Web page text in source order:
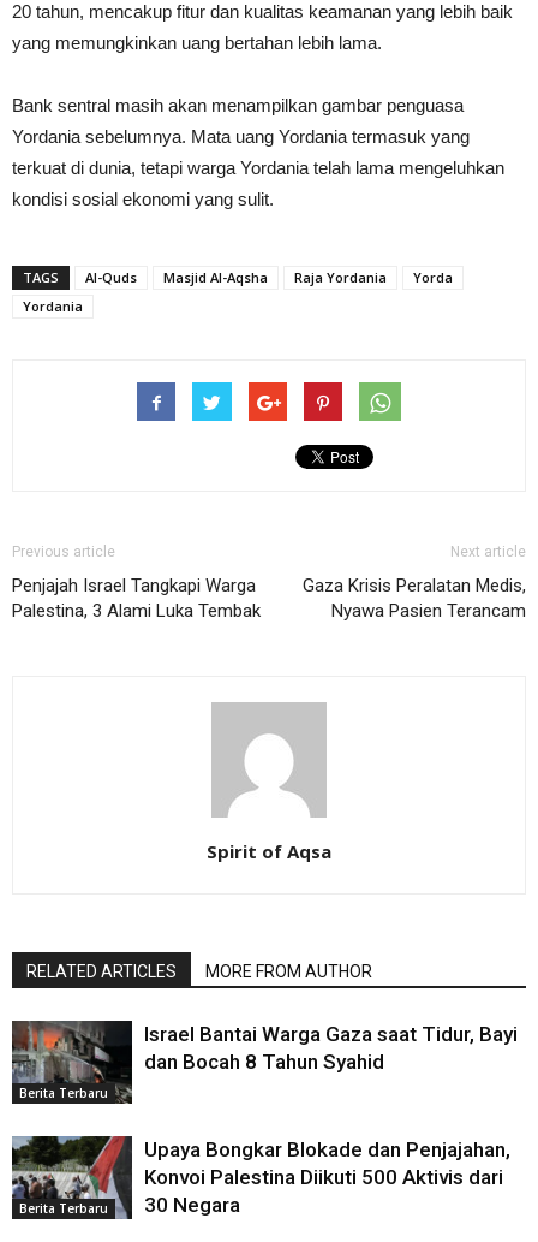
20 tahun, mencakup fitur dan kualitas keamanan yang lebih baik
yang memungkinkan uang bertahan lebih lama.
Bank sentral masih akan menampilkan gambar penguasa
Yordania sebelumnya. Mata uang Yordania termasuk yang
terkuat di dunia, tetapi warga Yordania telah lama mengeluhkan
kondisi sosial ekonomi yang sulit.
TAGS Al-Quds Masjid Al-Aqsha Raja Yordania
Yorda
Yordania
Previous article
Penjajah Israel Tangkapi Warga
Palestina, 3 Alami Luka Tembak
Next article
Gaza Krisis Peralatan Medis,
Nyawa Pasien Terancam
Spirit of Aqsa
RELATED ARTICLES MORE FROM AUTHOR
Berita Terbaru
Israel Bantai Warga Gaza saat Tidur, Bayi
dan Bocah 8 Tahun Syahid
Berita Terbaru
Upaya Bongkar Blokade dan Penjajahan,
Konvoi Palestina Diikuti 500 Aktivis dari
30 Negara